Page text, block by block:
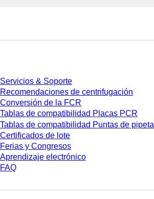
Servicios & Soporte
Recomendaciones de centrifugación
Conversión de la FCR
Tablas de compatibilidad Placas PCR
Tablas de compatibilidad Puntas de pipeta
Certificados de lote
Ferias y Congresos
Aprendizaje electrónico
FAQ